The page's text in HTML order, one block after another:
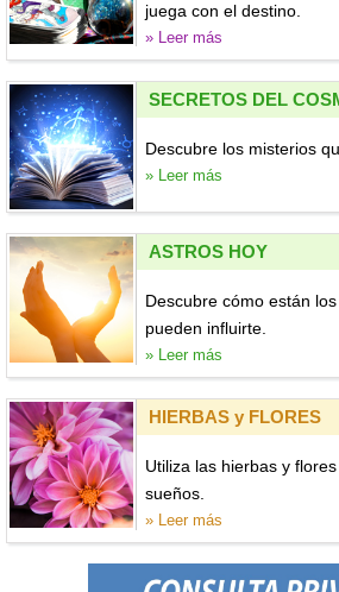
juega con el destino.
» Leer más
SECRETOS DEL
Descubre los misterios
» Leer más
ASTROS HOY
Descubre cómo están
pueden influirte.
» Leer más
HIERBAS y FLORES
Utiliza las hierbas y
sueños.
» Leer más